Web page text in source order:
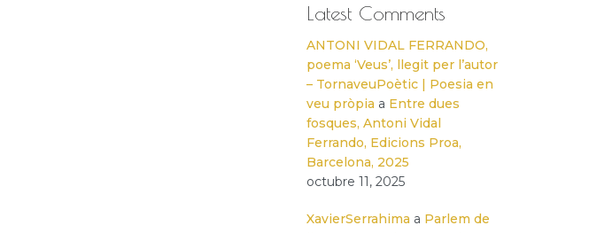
Latest Comments
ANTONI VIDAL FERRANDO,
poema ‘Veus’, llegit per l’autor
– TornaveuPoètic | Poesia en
veu pròpia a Entre dues
fosques, Antoni Vidal
Ferrando, Edicions Proa,
Barcelona, 2025
octubre 11, 2025
XavierSerrahima a Parlem de